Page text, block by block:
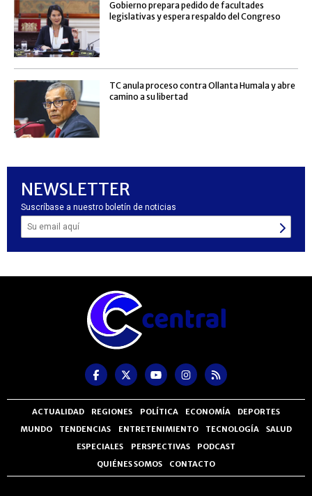
Gobierno prepara pedido de facultades
legislativas y espera respaldo del Congreso
TC anula proceso contra Ollanta Humala y abre
camino a su libertad
NEWSLETTER
Suscríbase a nuestro boletín de noticias
ACTUALIDAD REGIONES POLÍTICA ECONOMÍA
DEPORTES
MUNDO
TENDENCIAS ENTRETENIMIENTO TECNOLOGÍA
SALUD
ESPECIALES
PERSPECTIVAS
PODCAST
QUIÉNES SOMOS
CONTACTO